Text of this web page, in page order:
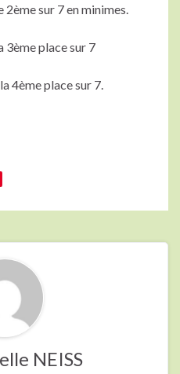
sur 7 en minimes.
3ème place sur 7
4ème place sur 7.
NEISS